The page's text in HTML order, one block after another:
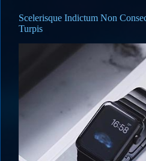
Scelerisque Indictum Non
Turpis